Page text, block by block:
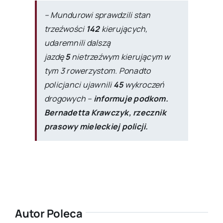
– Mundurowi sprawdzili stan
trzeźwości 142kierujących,
udaremnili dalszą
jazdę5nietrzeźwym kierującym w
tym 3 rowerzystom. Ponadto
policjanci ujawnili45wykroczeń
drogowych – informuje podkom.
Bernadetta Krawczyk, rzecznik
prasowy mieleckiej policji.
Autor Poleca